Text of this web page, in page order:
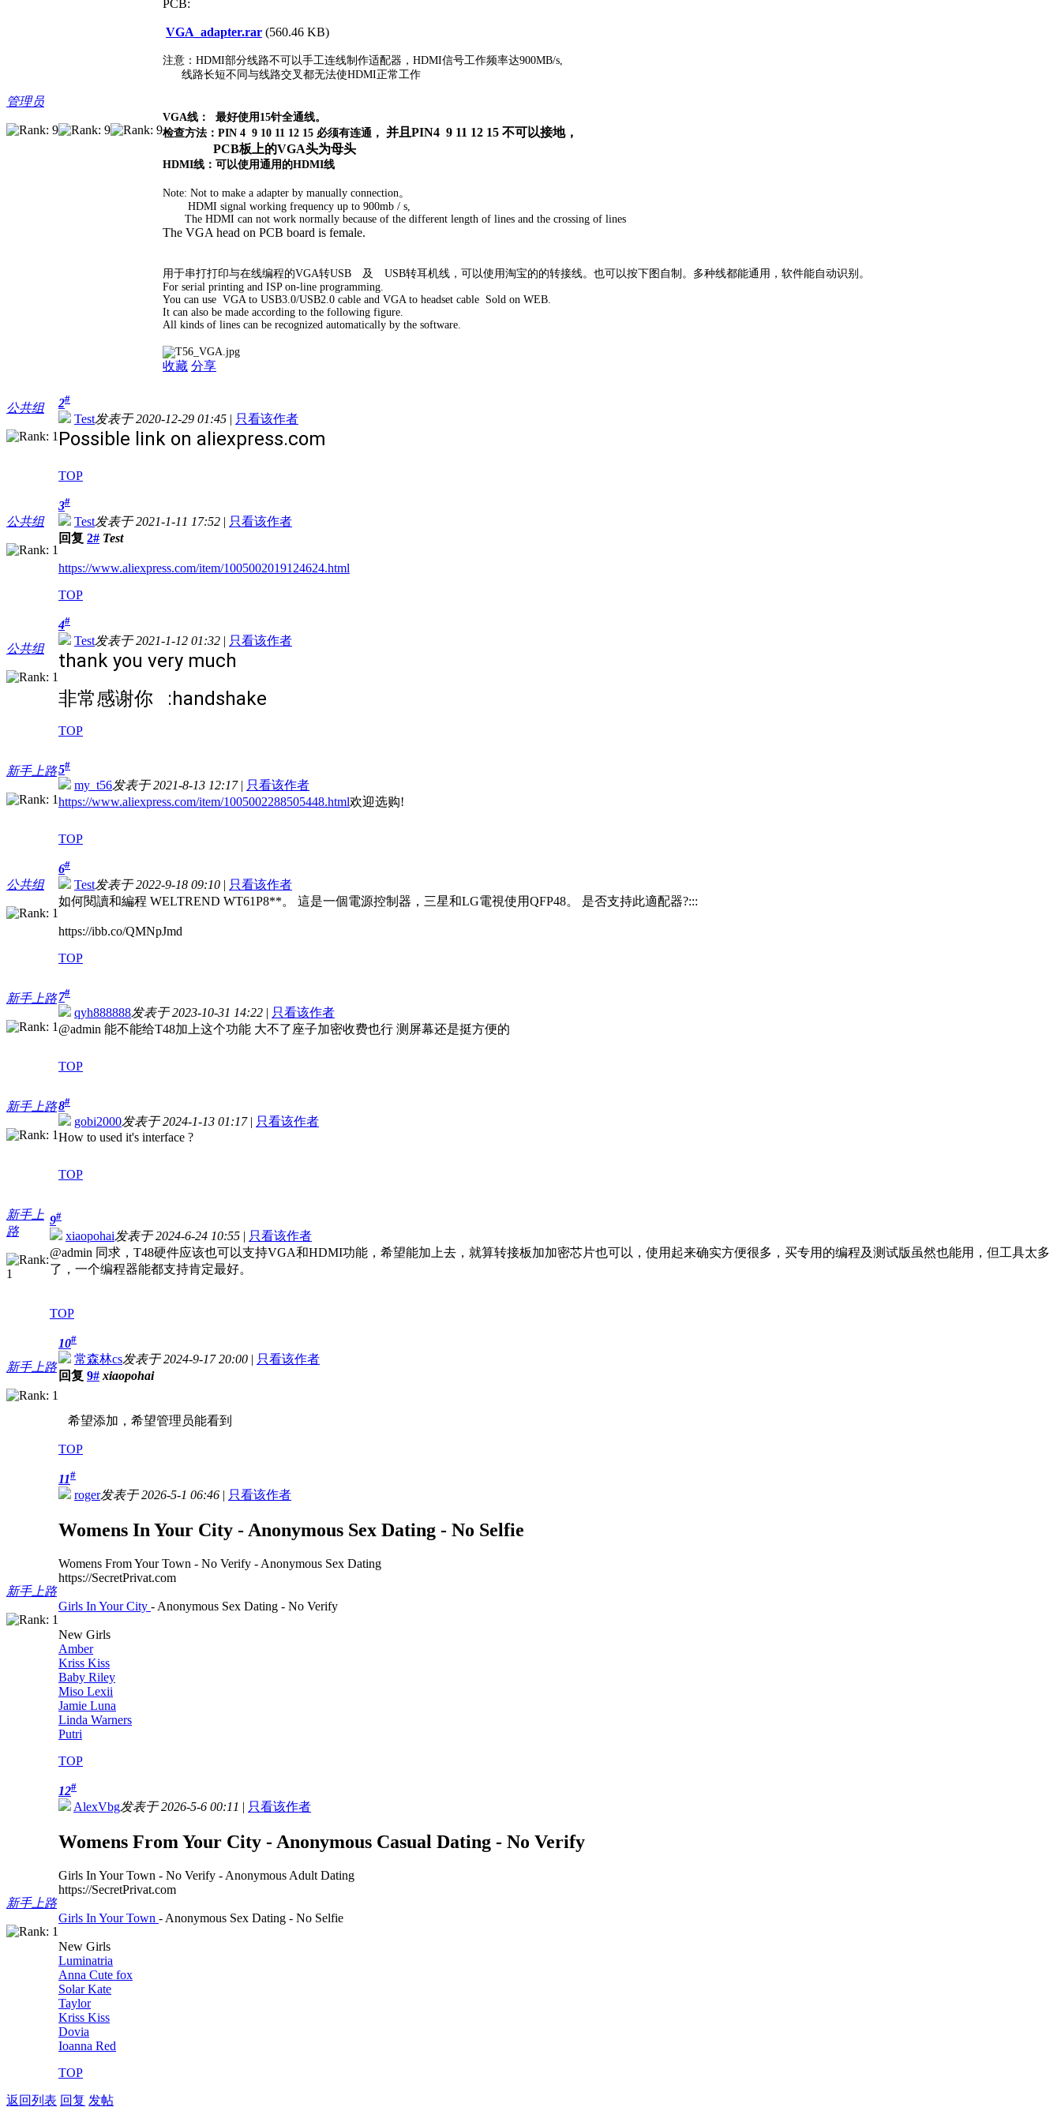
管理员
PCB:
VGA_adapter.rar (560.46 KB)
注意：HDMI部分线路不可以手工连线制作适配器，HDMI信号工作频率达900MB/s,
线路长短不同与线路交叉都无法使HDMI正常工作
VGA线： 最好使用15针全通线。
检查方法：PIN 4 9 10 11 12 15 必须有连通， 并且PIN4 9 11 12 15 不可以接地，
PCB板上的VGA头为母头
HDMI线：可以使用通用的HDMI线
Note: Not to make a adapter by manually connection。
HDMI signal working frequency up to 900mb / s,
The HDMI can not work normally because of the different length of lines and the crossing of lines
The VGA head on PCB board is female.
用于串打打印与在线编程的VGA转USB 及 USB转耳机线，可以使用淘宝的的转接线。也可以按下图自制。多种线都能通用，软件能自动识别。
For serial printing and ISP on-line programming.
You can use VGA to USB3.0/USB2.0 cable and VGA to headset cable Sold on WEB.
It can also be made according to the following figure.
All kinds of lines can be recognized automatically by the software.
收藏 分享
公共组 2#
Test发表于 2020-12-29 01:45 | 只看该作者
Possible link on aliexpress.com
TOP
公共组
3#
Test发表于 2021-1-11 17:52 | 只看该作者
回复 2# Test
https://www.aliexpress.com/item/1005002019124624.html
TOP
公共组
4#
Test发表于 2021-1-12 01:32 | 只看该作者
thank you very much
非常感谢你 :handshake
TOP
新手上路5#
my_t56发表于 2021-8-13 12:17| 只看该作者
https://www.aliexpress.com/item/1005002288505448.html欢迎选购!
TOP
公共组
6#
Test发表于 2022-9-18 09:10 | 只看该作者
如何閱讀和編程 WELTREND WT61P8**。 這是一個電源控制器，三星和LG電視使用QFP48。 是否支持此適配器?:::
https://ibb.co/QMNpJmd
TOP
新手上路7#
qyh888888发表于 2023-10-31 14:22 | 只看该作者
@admin 能不能给T48加上这个功能 大不了座子加密收费也行 测屏幕还是挺方便的
TOP
新手上路8#
gobi2000发表于 2024-1-13 01:17| 只看该作者
How to used it's interface ?
TOP
新手上
路
9#
xiaopohai发表于 2024-6-24 10:55 | 只看该作者
@admin 同求，T48硬件应该也可以支持VGA和HDMI功能，希望能加上去，就算转接板加加密芯片也可以，使用起来确实方便很多，买专用的编程及测试版虽然也能用，但工具太多
了，一个编程器能都支持肯定最好。
TOP
新手上路
10#
常森林cs发表于 2024-9-17 20:00 | 只看该作者
回复 9# xiaopohai
希望添加，希望管理员能看到
TOP
新手上路
11#
roger发表于 2026-5-1 06:46 | 只看该作者
Womens In Your City - Anonymous Sex Dating - No Selfie
Womens From Your Town - No Verify - Anonymous Sex Dating
https://SecretPrivat.com
Girls In Your City - Anonymous Sex Dating - No Verify
New Girls
Amber
Kriss Kiss
Baby Riley
Miso Lexii
Jamie Luna
Linda Warners
Putri
TOP
新手上路
12#
AlexVbg发表于 2026-5-6 00:11 | 只看该作者
Womens From Your City - Anonymous Casual Dating - No Verify
Girls In Your Town - No Verify - Anonymous Adult Dating
https://SecretPrivat.com
Girls In Your Town - Anonymous Sex Dating - No Selfie
New Girls
Luminatria
Anna Cute fox
Solar Kate
Taylor
Kriss Kiss
Dovia
Ioanna Red
TOP
返回列表 回复 发帖